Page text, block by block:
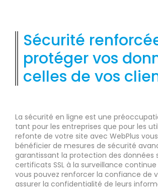
Sécurité
protéger vos
celles de vos
La sécurité en ligne est une
tant pour les entreprises que pour les
refonte de votre site avec WebPlus
bénéficier de mesures de sécurité
garantissant la protection des données
certificats SSL à la surveillance
vous pouvez renforcer la confiance de
assurer la confidentialité de leurs